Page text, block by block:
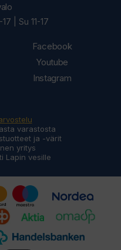
| Su 11-17
Facebook
Youtube
Instagram
varastosta
ja -värit
yritys
Lapin vesille